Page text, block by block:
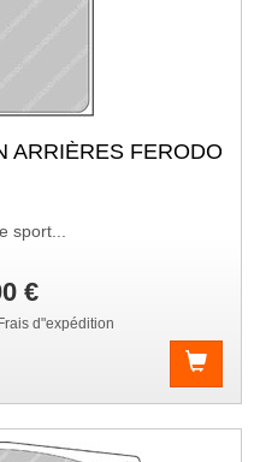
ARRIÈRES FERODO
sport...
€
d"expédition